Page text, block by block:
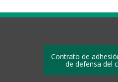
Contrato de
de defensa del